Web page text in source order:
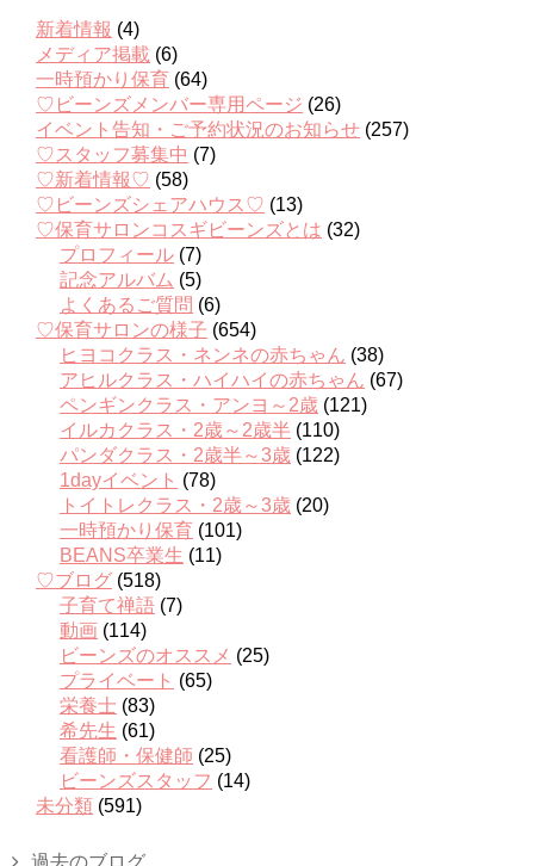
新着情報 (4)
メディア掲載 (6)
一時預かり保育 (64)
♡ビーンズメンバー専用ページ (26)
イベント告知・ご予約状況のお知らせ (257)
♡スタッフ募集中 (7)
♡新着情報♡ (58)
♡ビーンズシェアハウス♡ (13)
♡保育サロンコスギビーンズとは (32)
プロフィール (7)
記念アルバム (5)
よくあるご質問 (6)
♡保育サロンの様子 (654)
ヒヨコクラス・ネンネの赤ちゃん (38)
アヒルクラス・ハイハイの赤ちゃん (67)
ペンギンクラス・アンヨ～2歳 (121)
イルカクラス・2歳～2歳半 (110)
パンダクラス・2歳半～3歳 (122)
1dayイベント (78)
トイトレクラス・2歳～3歳 (20)
一時預かり保育 (101)
BEANS卒業生 (11)
♡ブログ (518)
子育て禅語 (7)
動画 (114)
ビーンズのオススメ (25)
プライベート (65)
栄養士 (83)
希先生 (61)
看護師・保健師 (25)
ビーンズスタッフ (14)
未分類 (591)
過去のブログ